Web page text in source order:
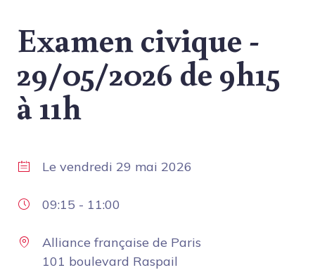
Examen civique -
29/05/2026 de 9h15
à 11h
Le vendredi 29 mai 2026
09:15 - 11:00
Alliance française de Paris
101 boulevard Raspail